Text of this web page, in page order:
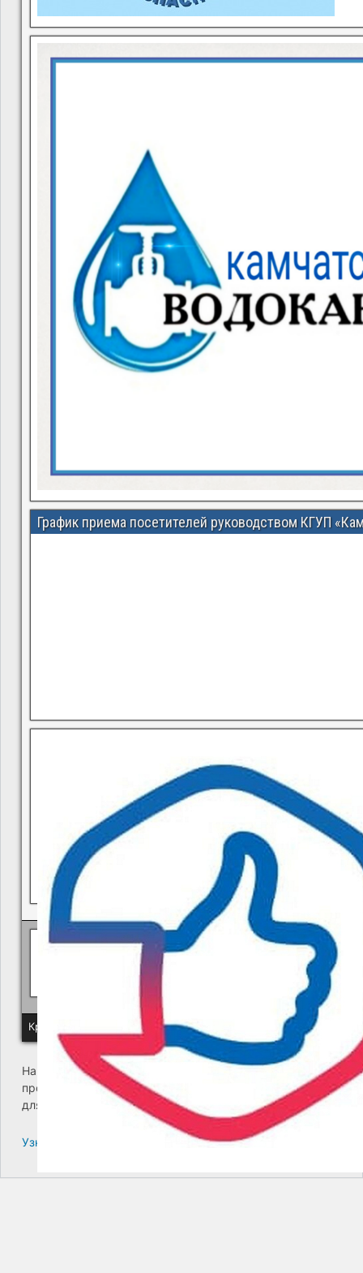
График приема посетителей руководством КГУП
В квитанциях ошибки, в подъезде мусор, сотрудники
Политика КГУП "Камчатский водоканал" в отношении
Краевое государственное унитарное предприятие
На сайте возникла критическая ошибка. Пожалуйста,
проверьте входящие сообщения почты администратора
для дальнейших инструкций.
Узнайте больше про решение проблем с WordPress.